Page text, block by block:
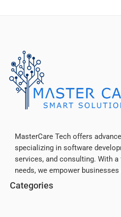
MasterCare Tech offers
specializing in software
services, and consulting. With
needs, we empower
Categories